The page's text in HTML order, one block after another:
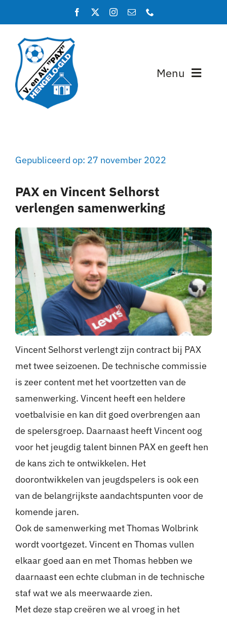
naar
inhoud
Menu
Teams
Lidmaatschap
Nieuws
Sponsoren
Contact
Lid worden
Zoeken
naar:
Gepubliceerd op: 27 november 2022
PAX en Vincent Selhorst
verlengen samenwerking
Vincent Selhorst verlengt zijn contract bij PAX
met twee seizoenen. De technische commissie
is zeer content met het voortzetten van de
samenwerking. Vincent heeft een heldere
voetbalvisie en kan dit goed overbrengen aan
de spelersgroep. Daarnaast heeft Vincent oog
voor het jeugdig talent binnen PAX en geeft hen
de kans zich te ontwikkelen. Het
doorontwikkelen van jeugdspelers is ook een
van de belangrijkste aandachtspunten voor de
komende jaren.
Ook de samenwerking met Thomas Wolbrink
wordt voortgezet. Vincent en Thomas vullen
elkaar goed aan en met Thomas hebben we
daarnaast een echte clubman in de technische
staf wat we als meerwaarde zien.
Met deze stap creëren we al vroeg in het